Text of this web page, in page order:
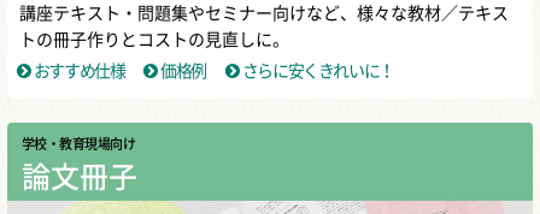
講座テキスト・問題集やセミナー向けなど、様々な教材／テキス
トの冊子作りとコストの見直しに。
おすすめ仕様
価格例 さらに安くきれいに！
学校・教育現場向け
論文冊子